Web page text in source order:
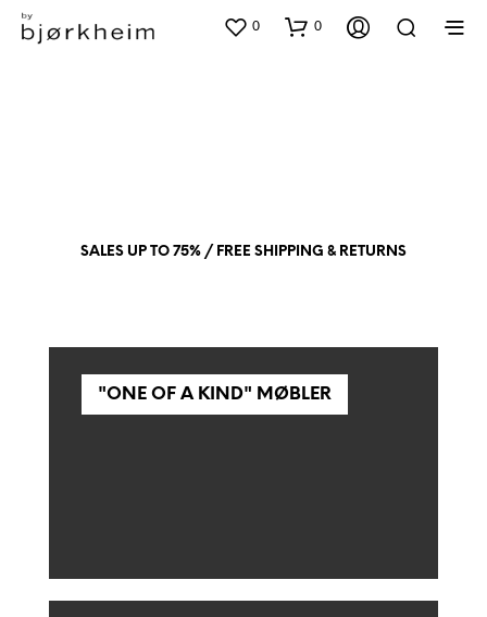
0 0
SALES UP TO 75% / FREE SHIPPING & RETURNS
"ONE OF A KIND" MØBLER